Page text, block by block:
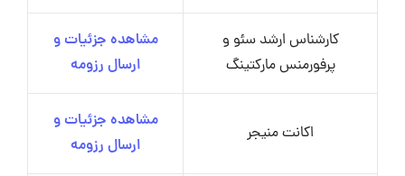
کارشناس ارشد سئو و
پرفورمنس مارکتینگ
مشاهده جزئیات و
ارسال رزومه
اکانت منیجر
مشاهده جزئیات و
ارسال رزومه